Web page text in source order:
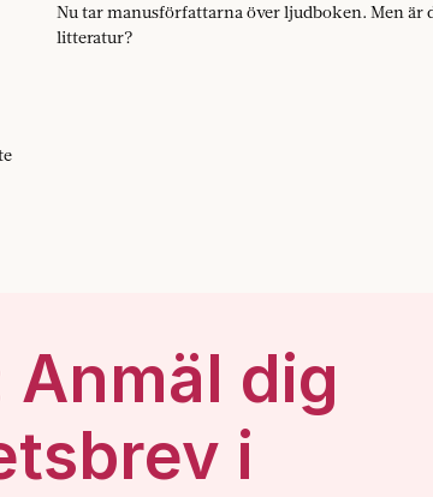
Nu tar manusförfattarna över ljudboken. Men är
litteratur?
Anmäl dig
i